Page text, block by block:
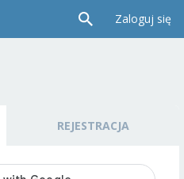
Zaloguj się
REJESTRACJA